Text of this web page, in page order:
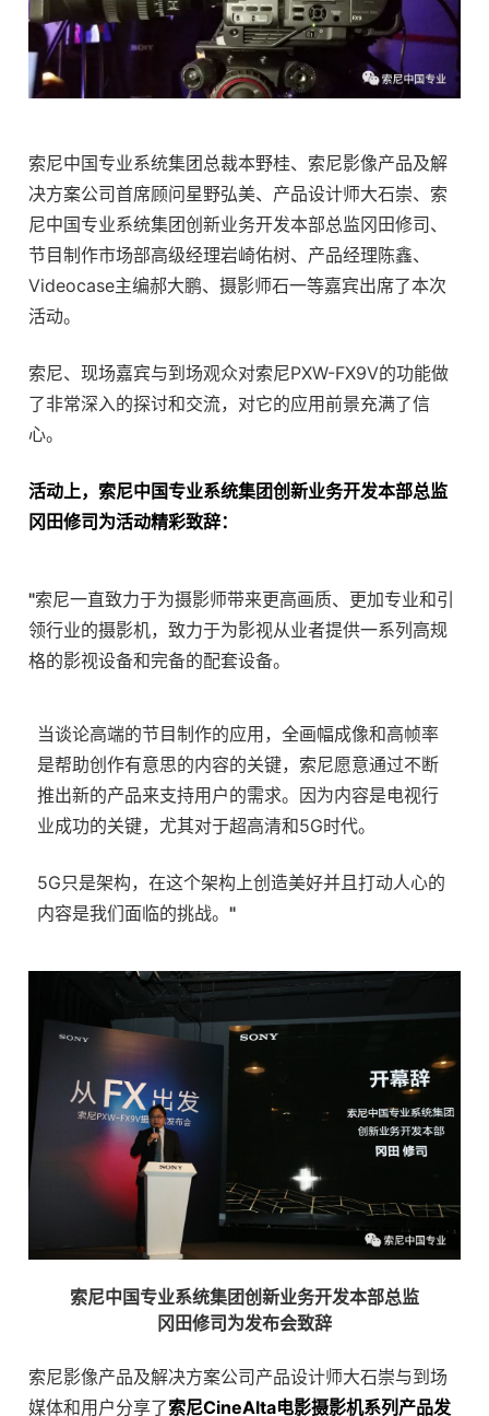
索尼中国专业系统集团总裁本野桂、索尼影像产品及解
决方案公司首席顾问星野弘美、产品设计师大石崇、索
尼中国专业系统集团创新业务开发本部总监冈田修司、
节目制作市场部高级经理岩崎佑树、产品经理陈鑫、
Videocase主编郝大鹏、摄影师石一等嘉宾出席了本次
活动。
索尼、现场嘉宾与到场观众对索尼PXW-FX9V的功能做
了非常深入的探讨和交流，对它的应用前景充满了信
心。
活动上，索尼中国专业系统集团创新业务开发本部总监
冈田修司为活动精彩致辞：
"索尼一直致力于为摄影师带来更高画质、更加专业和引
领行业的摄影机，致力于为影视从业者提供一系列高规
格的影视设备和完备的配套设备。
当谈论高端的节目制作的应用，全画幅成像和高帧率
是帮助创作有意思的内容的关键，索尼愿意通过不断
推出新的产品来支持用户的需求。因为内容是电视行
业成功的关键，尤其对于超高清和5G时代。
5G只是架构，在这个架构上创造美好并且打动人心的
内容是我们面临的挑战。 "
索尼中国专业系统集团创新业务开发本部总监
冈田修司为发布会致辞
索尼影像产品及解决方案公司产品设计师大石崇与到场
媒体和用户分享了索尼CineAlta电影摄影机系列产品发